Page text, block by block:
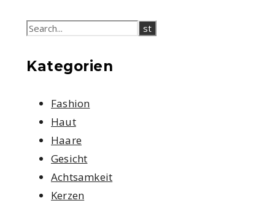
Kategorien
Fashion
Haut
Haare
Gesicht
Achtsamkeit
Kerzen